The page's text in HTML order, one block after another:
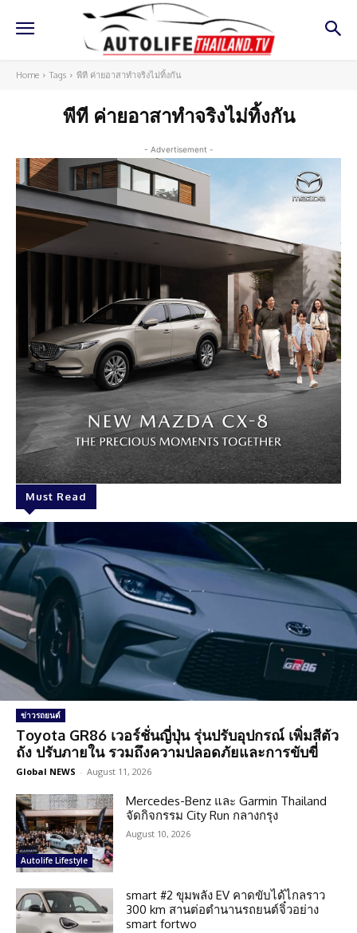
Home Tags พีที ค่ายอาสาทำจริงไม่ทิ้งกัน
พีที ค่ายอาสาทำจริงไม่ทิ้งกัน
- Advertisement -
Must Read
ข่าวรถยนต์
Toyota GR86 เวอร์ชั่นญี่ปุ่น รุ่นปรับอุปกรณ์ เพิ่มสีตัว
ถัง ปรับภายใน รวมถึงความปลอดภัยและการขับขี่
Global NEWS - August 11, 2026
Autolife Lifestyle
Mercedes-Benz และ Garmin Thailand
จัดกิจกรรม City Run กลางกรุง
August 10, 2026
smart #2 ขุมพลัง EV คาดขับได้ไกลราว
300 km สานต่อตำนานรถยนต์จิ๋วอย่าง
smart fortwo